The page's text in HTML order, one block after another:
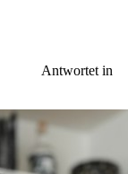
Antwortet in